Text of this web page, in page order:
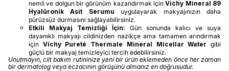
nemli ve dolgun bir görünüm kazandırmak içinVichy Mineral 89
Hyalüronik Asit Serumu uygulayarak makyajınızın daha
pürüzsüz durmasını sağlayabilirsiniz.
Etkili Makyaj Temizliği İçin: Gün sonunda kalıcı ve suya
dayanıklı makyajı cildinizden nazikçe ama tamamen arındırmak
için Vichy Pureté Thermale Mineral Micellar Water gibi
güçlü bir makyaj temizleyici tercih edebilirsiniz.
Unutmayın, cilt bakım rutininize yeni bir ürün eklemeden önce her zaman
bir dermatolog veya eczacının görüşünü almanız en doğrusudur.